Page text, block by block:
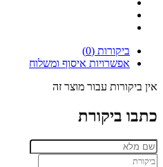
ביקורות (0)
אפשרויות איסוף ומשלוח
אין ביקורות עבור מוצר זה
כתבו ביקורת